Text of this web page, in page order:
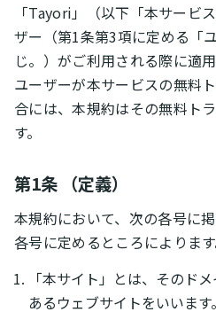
「Tayori」（以下「本サービ
ザー（第1条第3項に定める「
じ。）がご利用される際に適用
ユーザーが本サービスの無料
合には、本規約はその無料ト
す。
第1条 （定義）
本規約において、次の各号に
各号に定めるところによります
「本サイト」とは、そのド
あるウェブサイトをいいます。